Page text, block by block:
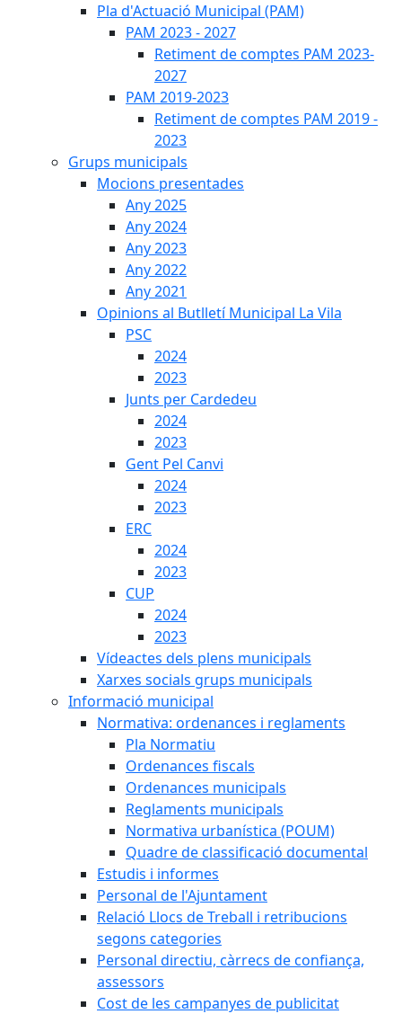
Pla d'Actuació Municipal (PAM)
PAM 2023 - 2027
Retiment de comptes PAM 2023-
2027
PAM 2019-2023
Retiment de comptes PAM 2019 -
2023
Grups municipals
Mocions presentades
Any 2025
Any 2024
Any 2023
Any 2022
Any 2021
Opinions al Butlletí Municipal La Vila
PSC
2024
2023
Junts per Cardedeu
2024
2023
Gent Pel Canvi
2024
2023
ERC
2024
2023
CUP
2024
2023
Vídeactes dels plens municipals
Xarxes socials grups municipals
Informació municipal
Normativa: ordenances i reglaments
Pla Normatiu
Ordenances fiscals
Ordenances municipals
Reglaments municipals
Normativa urbanística (POUM)
Quadre de classificació documental
Estudis i informes
Personal de l'Ajuntament
Relació Llocs de Treball i retribucions
segons categories
Personal directiu, càrrecs de confiança,
assessors
Cost de les campanyes de publicitat